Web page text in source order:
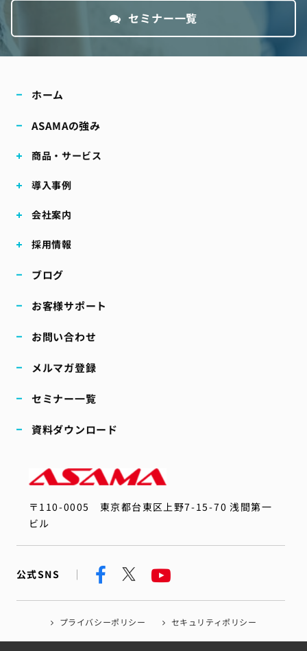
セミナー一覧
ホーム
ASAMAの強み
商品・サービス
導入事例
会社案内
採用情報
ブログ
お客様サポート
お問い合わせ
メルマガ登録
セミナー一覧
資料ダウンロード
〒110-0005 東京都台東区上野7-15-70 浅間第一
ビル
公式SNS
プライバシーポリシー セキュリティポリシー